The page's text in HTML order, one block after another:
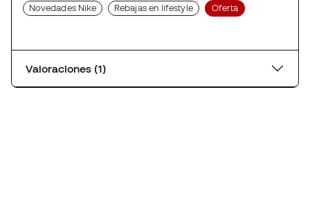
Novedades Nike Rebajas en lifestyle Oferta
Valoraciones (1)